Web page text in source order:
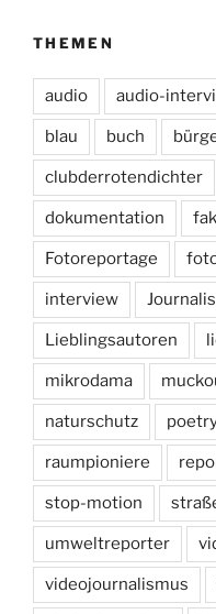
THEMEN
audio audio-
blau buch
clubderrotendichter
dokumentation
Fotoreportage
interview
Lieblingsautoren
mikrodama
naturschutz
raumpioniere
stop-motion
umweltreporter
videojournalismus